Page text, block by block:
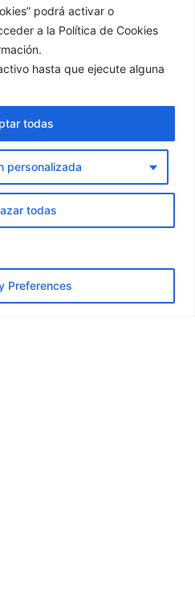
podrá activar o
a la Política de Cookies
hasta que ejecute alguna
personalizada
todas
todas
Preferences
depresiva o
emocional